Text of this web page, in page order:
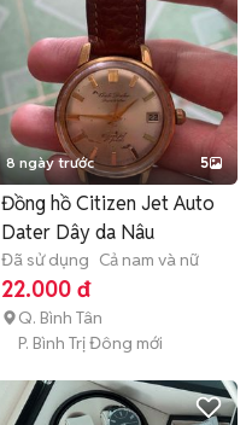
8 ngày trước 5
Đồng hồ Citizen Jet Auto
Dater Dây da Nâu
Đã sử dụng Cả nam và nữ
22.000 đ
Q. Bình Tân
P. Bình Trị Đông mới